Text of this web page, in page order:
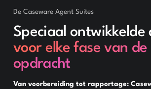
De Caseware Agent Suites
Speciaal ontwikkelde
voor elke fase van de
opdracht
Van voorbereiding tot rapportage: